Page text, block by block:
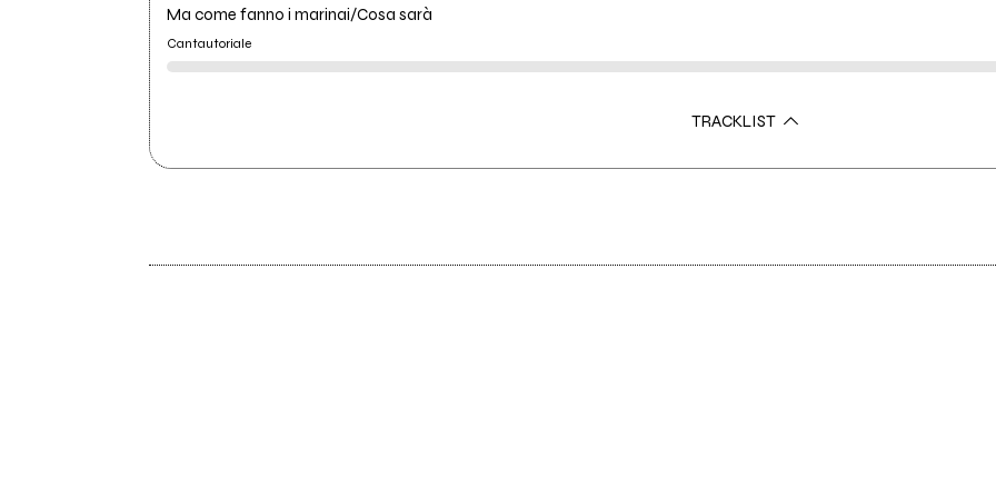
Ma come fanno i marinai/Cosa sarà
Cantautoriale
TRACKLIST